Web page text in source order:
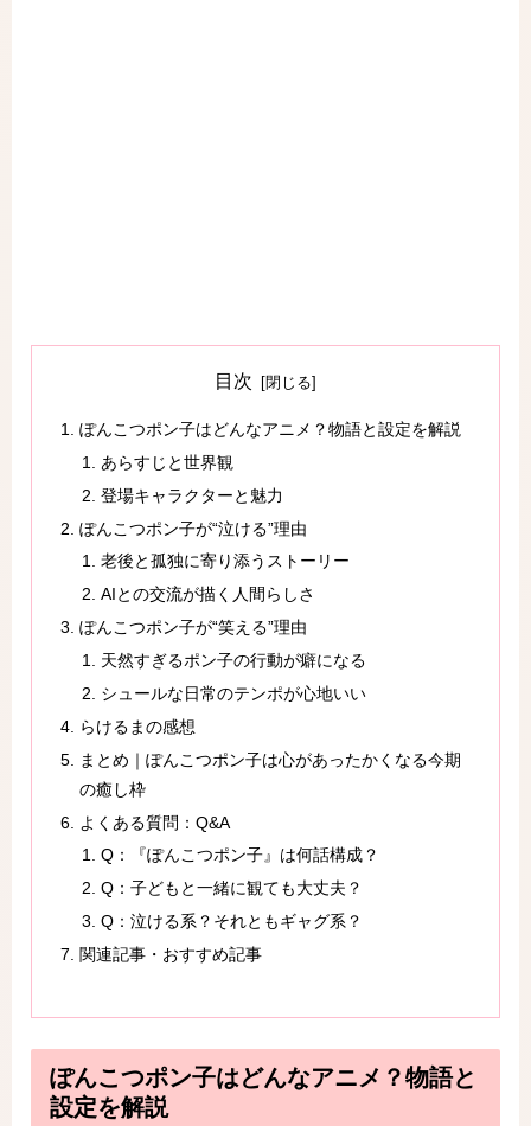
目次
ぽんこつポン子はどんなアニメ？物語と設定を解説
あらすじと世界観
登場キャラクターと魅力
ぽんこつポン子が“泣ける”理由
老後と孤独に寄り添うストーリー
AIとの交流が描く人間らしさ
ぽんこつポン子が“笑える”理由
天然すぎるポン子の行動が癖になる
シュールな日常のテンポが心地いい
らけるまの感想
まとめ｜ぽんこつポン子は心があったかくなる今期
の癒し枠
よくある質問：Q&A
Q：『ぽんこつポン子』は何話構成？
Q：子どもと一緒に観ても大丈夫？
Q：泣ける系？それともギャグ系？
関連記事・おすすめ記事
ぽんこつポン子はどんなアニメ？物語と
設定を解説